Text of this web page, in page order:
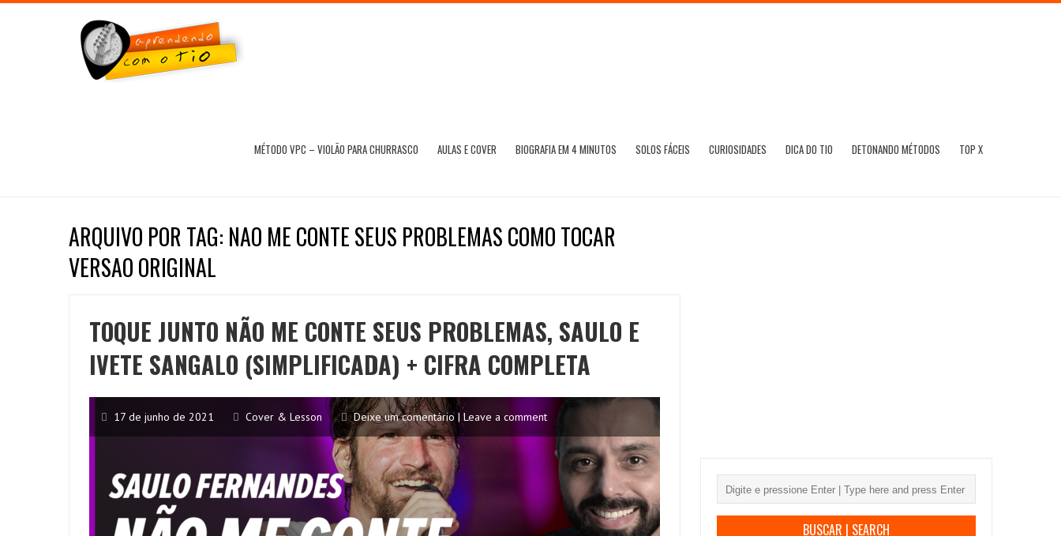
MÉTODO VPC – VIOLÃO PARA CHURRASCO AULAS E COVER BIOGRAFIA EM 4 MINUTOS SOLOS FÁCEIS CURIOSIDADES DICA DO TIO DETONANDO MÉTODOS TOP X
ARQUIVO POR TAG: NAO ME CONTE SEUS PROBLEMAS COMO TOCAR
VERSAO ORIGINAL
TOQUE JUNTO NÃO ME CONTE SEUS PROBLEMAS, SAULO E
IVETE SANGALO (SIMPLIFICADA) + CIFRA COMPLETA
17 de junho de 2021 Cover & Lesson Deixe um comentário | Leave a comment